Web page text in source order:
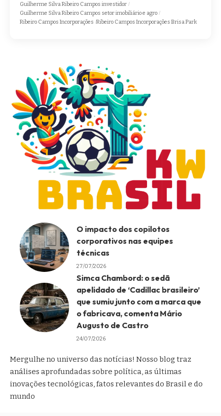
Guilherme Silva Ribeiro Campos investidor
Guilherme Silva Ribeiro Campos setor imobiliário e agro
Ribeiro Campos Incorporações Ribeiro Campos Incorporações Brisa Park
O impacto dos copilotos
corporativos nas equipes
técnicas
27/07/2026
Simca Chambord: o sedã
apelidado de ‘Cadillac brasileiro’
que sumiu junto com a marca que
o fabricava, comenta Mário
Augusto de Castro
24/07/2026
Mergulhe no universo das notícias! Nosso blog traz
análises aprofundadas sobre política, as últimas
inovações tecnológicas, fatos relevantes do Brasil e do
mundo